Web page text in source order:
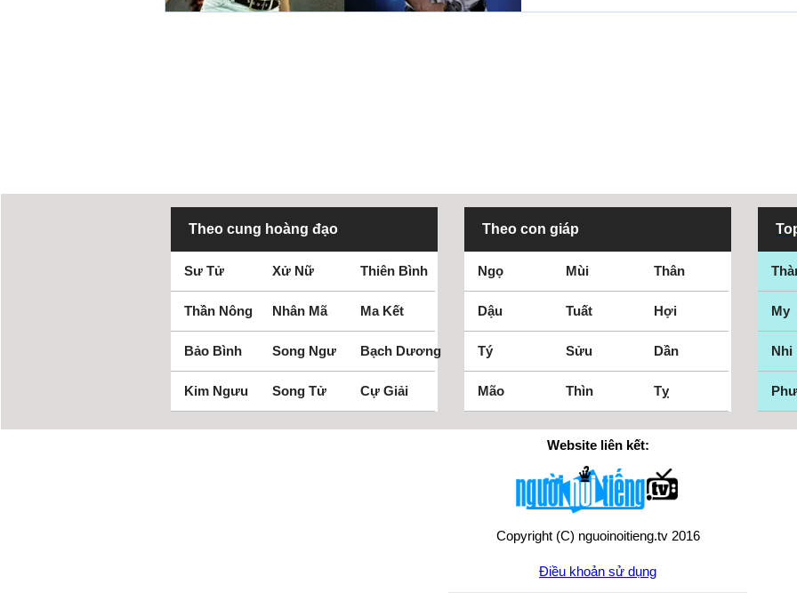
Theo cung hoàng đạo
Sư Tử Xử Nữ Thiên Bình
Thần Nông Nhân Mã Ma Kết
Bảo Bình Song Ngư Bạch Dương
Kim Ngưu Song Tử Cự Giải
Theo con giáp
Ngọ Mùi Thân
Dậu Tuất Hợi
Tý Sửu Dần
Mão Thìn Tỵ
My
Nhi
Website liên kết:
Copyright (C) nguoinoitieng.tv 2016
Điều khoản sử dụng